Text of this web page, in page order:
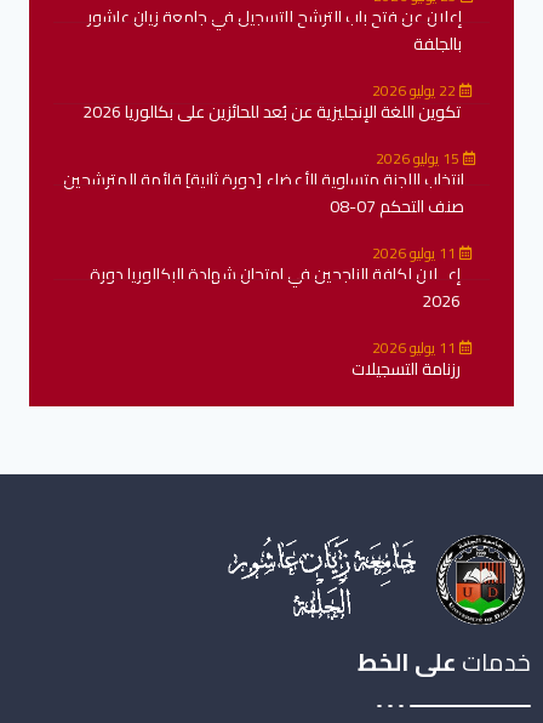
إعلان عن فتح باب الترشح للتسجيل في جامعة زيان عاشور
بالجلفة
تكوين اللغة الإنجليزية عن بُعد للحائزين على بكالوريا 2026
15 يوليو 2026
انتخاب اللجنة متساوية الأعضاء [دورة ثانية] قائمة المترشحين
صنف التحكم 07-08
11 يوليو 2026
إعــلان لكافة الناجحين في امتحان شهادة البكالوريا دورة
2026
رزنامة التسجيلات
خدماتعلى الخط